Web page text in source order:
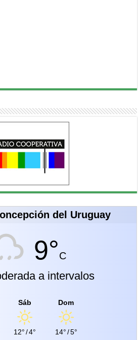
del Uruguay
9°C
a intervalos
Sáb
12°/4°
Dom
14°/5°